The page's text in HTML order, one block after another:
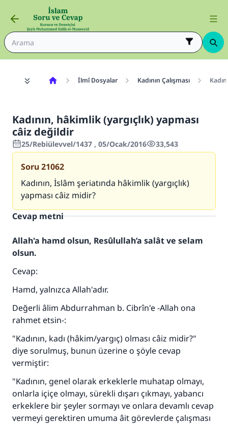
İlmî Dosyalar Kadının Çalışması
Kadının, hâkimlik (yargıçlık) yapması
câiz değildir
25/Rebiülevvel/1437 , 05/Ocak/2016 33,543
Soru21062
Kadının, İslâm şeriatında hâkimlik (yargıçlık)
yapması câiz midir?
Cevap metni
Allah'a hamd olsun, Resûlullah’a salât ve selam
olsun.
Cevap:
Hamd, yalnızca Allah'adır.
Değerli âlim Abdurrahman b. Cibrîn'e -Allah ona
rahmet etsin-:
"Kadının, kadı (hâkim/yargıç) olması câiz midir?"
diye sorulmuş, bunun üzerine o şöyle cevap
vermiştir:
"Kadının, genel olarak erkeklerle muhatap olmayı,
onlarla içiçe olmayı, sürekli dışarı çıkmayı, yabancı
erkeklere bir şeyler sormayı ve onlara devamlı cevap
vermeyi gerektiren umuma âit görevlerde çalışması